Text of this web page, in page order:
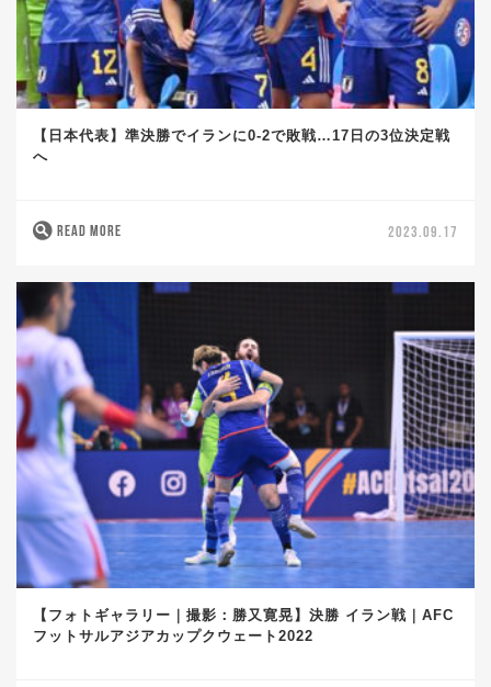
【日本代表】準決勝でイランに0-2で敗戦…17日の3位決定戦
へ
READ MORE 2023.09.17
【フォトギャラリー｜撮影：勝又寛晃】決勝 イラン戦｜AFC
フットサルアジアカップクウェート2022